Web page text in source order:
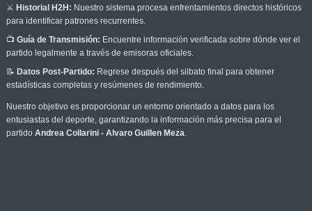
⚔️ Historial H2H: Nuestro sistema procesa enfrentamientos directos históricos
para identificar patrones recurrentes.
📺 Guía de Transmisión: Encuentre información verificada sobre dónde ver el
partido legalmente a través de emisoras oficiales.
📝 Datos Post-Partido: Regrese después del silbato final para obtener
estadísticas completas y resúmenes de rendimiento.
Nuestro objetivo es proporcionar un entorno orientado a datos para los
entusiastas del deporte, garantizando la información más precisa para el
partido Andrea Collarini - Alvaro Guillen Meza.